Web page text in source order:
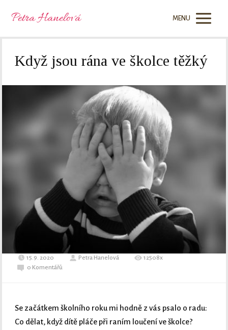
Petra Hanelová MENU
Když jsou rána ve školce těžký
15.9. 2020 Petra Hanelová
12508x
0 Komentářů
Se začátkem školního roku mi hodně z vás psalo o radu:
Co dělat, když dítě pláče při raním loučení ve školce?